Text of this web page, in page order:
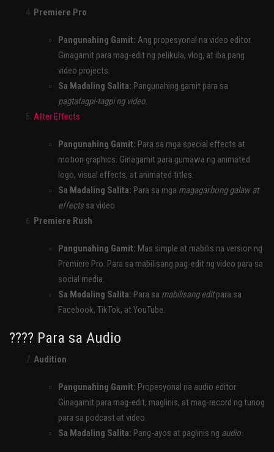
Premiere Pro
Pangunahing Gamit: Ang propesyonal na video editor.
Ginagamit para mag-edit ng pelikula, vlog, at iba pang
video projects.
Sa Madaling Salita: Pangunahing gamit para sa
pagtatagpi-tagpi ng video.
After Effects
Pangunahing Gamit: Para sa mga special effects at
motion graphics. Ginagamit para gumawa ng animated
logo, visual effects, at animated titles.
Sa Madaling Salita: Para sa mga magagarbong galaw at
effectssa video.
Premiere Rush
Pangunahing Gamit: Mas simple at mabilis na version ng
Premiere Pro. Para sa mabilisang pag-edit ng video para sa
social media.
Sa Madaling Salita: Para sa mabilisang editpara sa
Facebook, TikTok, at YouTube.
???? Para sa Audio
Audition
Pangunahing Gamit: Propesyonal na audio editor.
Ginagamit para mag-edit, maglinis, at mag-record ng tunog
para sa podcast at video.
Sa Madaling Salita: Pang-ayos at paglinis ng audio.